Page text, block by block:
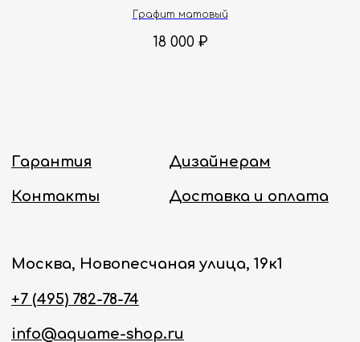
Графит матовый
18 000 ₽
Политика конфиденциальности